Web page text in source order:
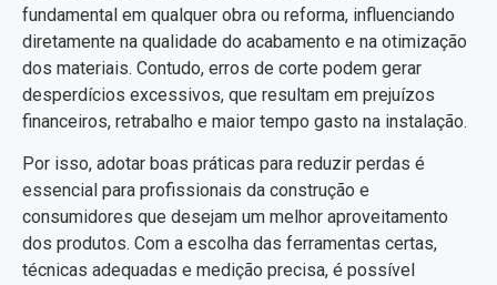
fundamental em qualquer obra ou reforma, influenciando
diretamente na qualidade do acabamento e na otimização
dos materiais. Contudo, erros de corte podem gerar
desperdícios excessivos, que resultam em prejuízos
financeiros, retrabalho e maior tempo gasto na instalação.
Por isso, adotar boas práticas para reduzir perdas é
essencial para profissionais da construção e
consumidores que desejam um melhor aproveitamento
dos produtos. Com a escolha das ferramentas certas,
técnicas adequadas e medição precisa, é possível